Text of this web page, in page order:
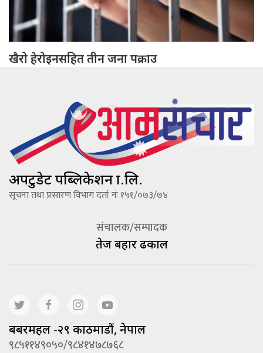
खैरो हेरोइनसहित तीन जना पक्राउ
अपटुडेट पब्लिकेशन प्रा.लि.
सूचना तथा प्रसारण विभाग दर्ता नंः १५१/०७३/७४
संचालक/सम्पादक
तेज बहादूर ढकाल
बबरमहल -२९ काठमाडौं, नेपाल
९८५११४९०५०/९८४१४७८७६८